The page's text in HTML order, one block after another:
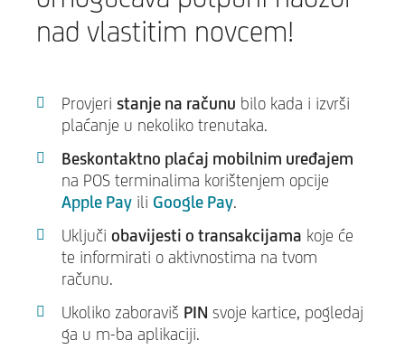
nad vlastitim novcem!
Provjeri stanje na računu bilo kada i izvrši
plaćanje u nekoliko trenutaka.
Beskontaktno plaćaj mobilnim uređajem
na POS terminalima korištenjem opcije
Apple Pay ili Google Pay.
Uključi obavijesti o transakcijama koje će
te informirati o aktivnostima na tvom
računu.
Ukoliko zaboraviš PIN svoje kartice, pogledaj
ga u m-ba aplikaciji.